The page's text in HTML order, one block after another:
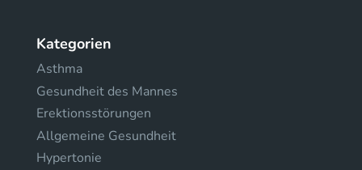
Kategorien
Asthma
Gesundheit des Mannes
Erektionsstörungen
Allgemeine Gesundheit
Hypertonie